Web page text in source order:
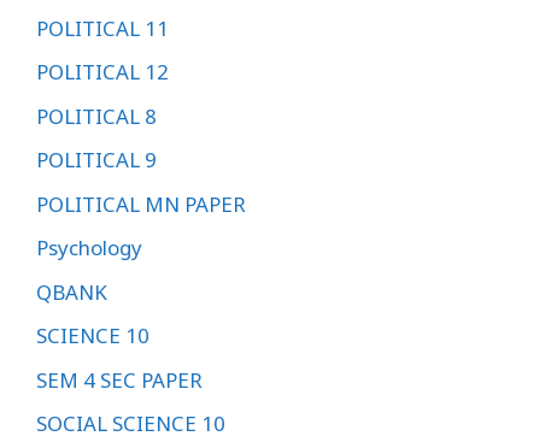
POLITICAL 11
POLITICAL 12
POLITICAL 8
POLITICAL 9
POLITICAL MN PAPER
Psychology
QBANK
SCIENCE 10
SEM 4 SEC PAPER
SOCIAL SCIENCE 10